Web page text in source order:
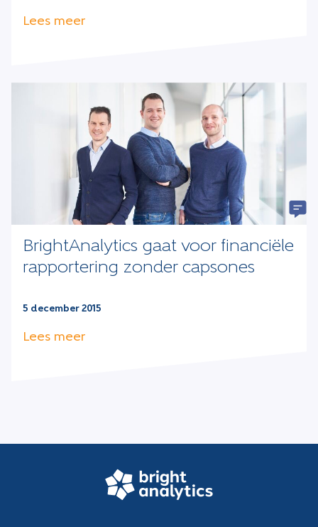
Lees meer
BrightAnalytics gaat voor financiële
rapportering zonder capsones
5 december 2015
Lees meer